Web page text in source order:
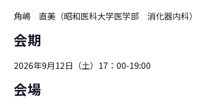
角嶋 直美（昭和医科大学医学部 消化器内科）
会期
2026年9月12日（土）17：00-19:00
会場